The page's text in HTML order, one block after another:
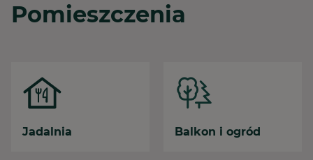
Pomieszczenia
Jadalnia Balkon i ogród